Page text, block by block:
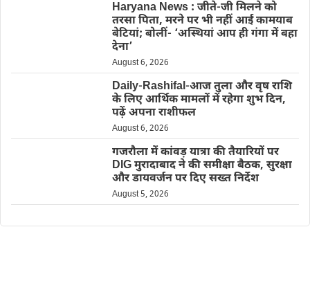
Haryana News : जीते-जी मिलने को
तरसा पिता, मरने पर भी नहीं आईं कामयाब
बेटियां; बोलीं- ‘अस्थियां आप ही गंगा में बहा
देना’
August 6, 2026
Daily-Rashifal-आज तुला और वृष राशि
के लिए आर्थिक मामलों में रहेगा शुभ दिन,
पढ़ें अपना राशीफल
August 6, 2026
गजरौला में कांवड़ यात्रा की तैयारियों पर
DIG मुरादाबाद ने की समीक्षा बैठक, सुरक्षा
और डायवर्जन पर दिए सख्त निर्देश
August 5, 2026